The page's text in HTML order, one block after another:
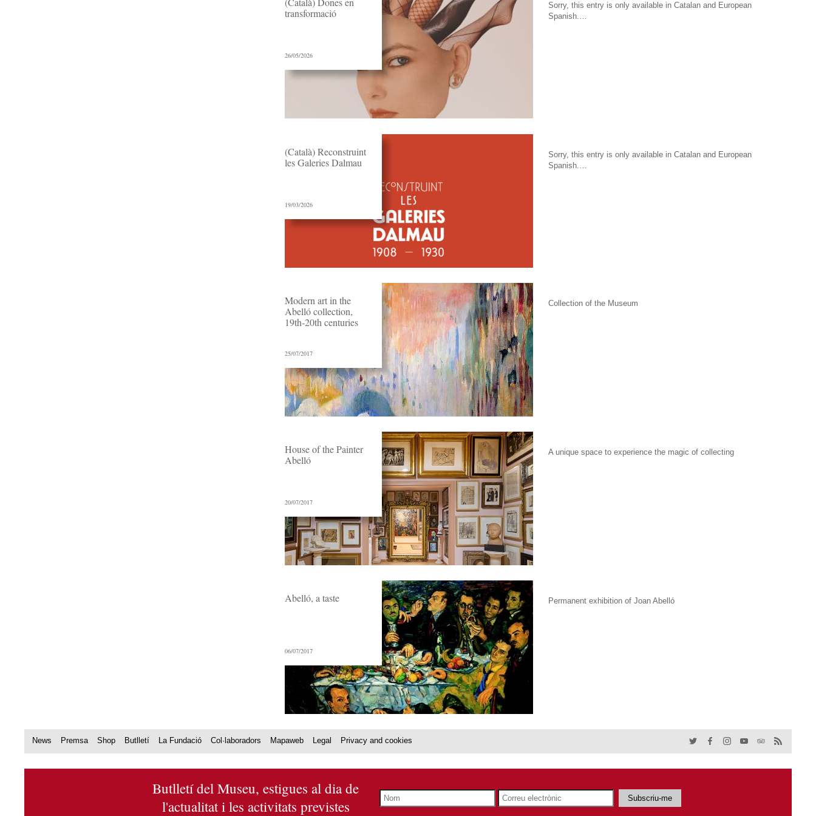
transformació
26/05/2026
Sorry, this entry is only available in Catalan and European
Spanish.…
(Català) Reconstruint
les Galeries Dalmau
19/03/2026
Sorry, this entry is only available in Catalan and European
Spanish.…
Modern art in the
Abelló collection,
19th-20th centuries
25/07/2017
Collection of the Museum
House of the Painter
Abelló
20/07/2017
A unique space to experience the magic of collecting
Abelló, a taste
06/07/2017
Permanent exhibition of Joan Abelló
News Premsa Shop Butlletí La Fundació Col·laboradors Mapaweb Legal Privacy and cookies
Butlletí del Museu, estigues al dia de
l'actualitat i les activitats previstes